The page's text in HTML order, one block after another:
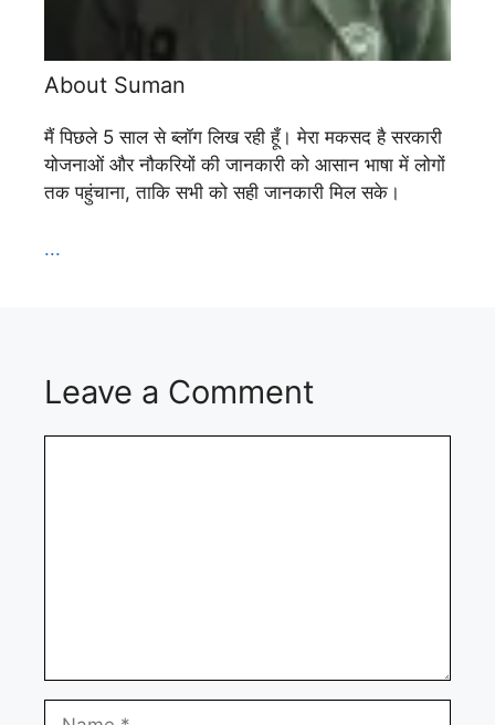
About Suman
मैं पिछले 5 साल से ब्लॉग लिख रही हूँ। मेरा मकसद है सरकारी
योजनाओं और नौकरियों की जानकारी को आसान भाषा में लोगों
तक पहुंचाना, ताकि सभी को सही जानकारी मिल सके।
...
Leave a Comment